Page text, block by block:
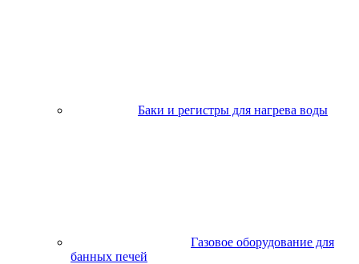
Баки и регистры для нагрева воды
Газовое оборудование для
банных печей